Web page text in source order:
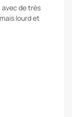
avec de très
lourd et